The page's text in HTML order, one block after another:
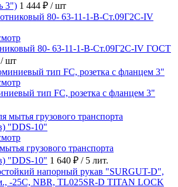
3") 1 444 ₽ / шт
80- 63-11-1-B-Ст.09Г2С-IV ГОСТ
/ шт
тип FC, розетка с фланцем 3"
грузового транспорта
"DDS-10" 1 640 ₽ / 5 лит.